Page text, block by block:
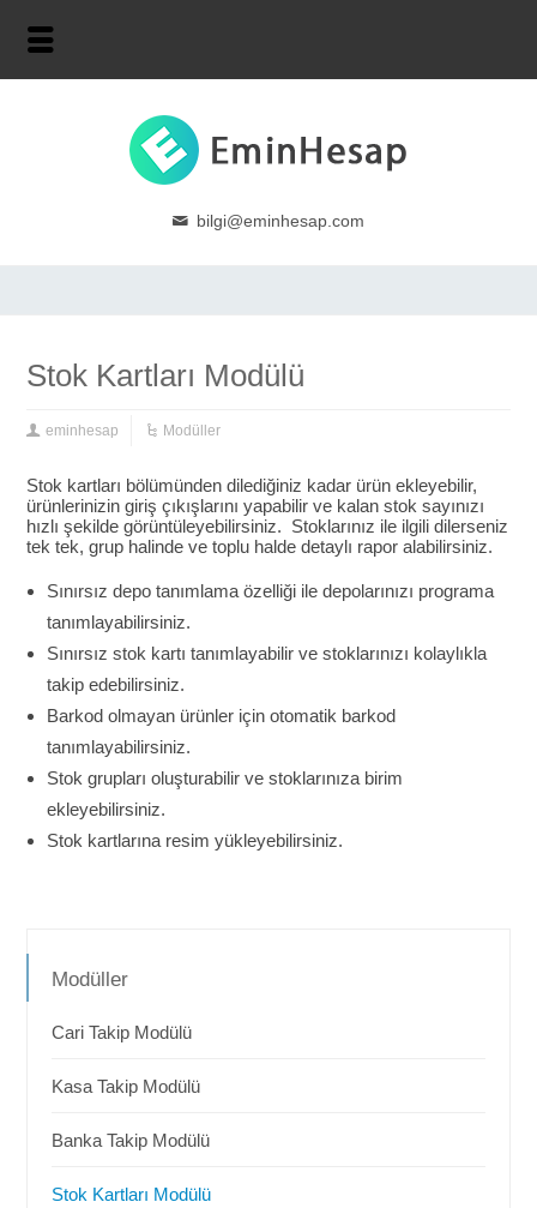
bilgi@eminhesap.com
Stok Kartları Modülü
eminhesap Modüller
Stok kartları bölümünden dilediğiniz kadar ürün ekleyebilir,
ürünlerinizin giriş çıkışlarını yapabilir ve kalan stok sayınızı
hızlı şekilde görüntüleyebilirsiniz. Stoklarınız ile ilgili dilerseniz
tek tek, grup halinde ve toplu halde detaylı rapor alabilirsiniz.
Sınırsız depo tanımlama özelliği ile depolarınızı programa
tanımlayabilirsiniz.
Sınırsız stok kartı tanımlayabilir ve stoklarınızı kolaylıkla
takip edebilirsiniz.
Barkod olmayan ürünler için otomatik barkod
tanımlayabilirsiniz.
Stok grupları oluşturabilir ve stoklarınıza birim
ekleyebilirsiniz.
Stok kartlarına resim yükleyebilirsiniz.
Modüller
Cari Takip Modülü
Kasa Takip Modülü
Banka Takip Modülü
Stok Kartları Modülü